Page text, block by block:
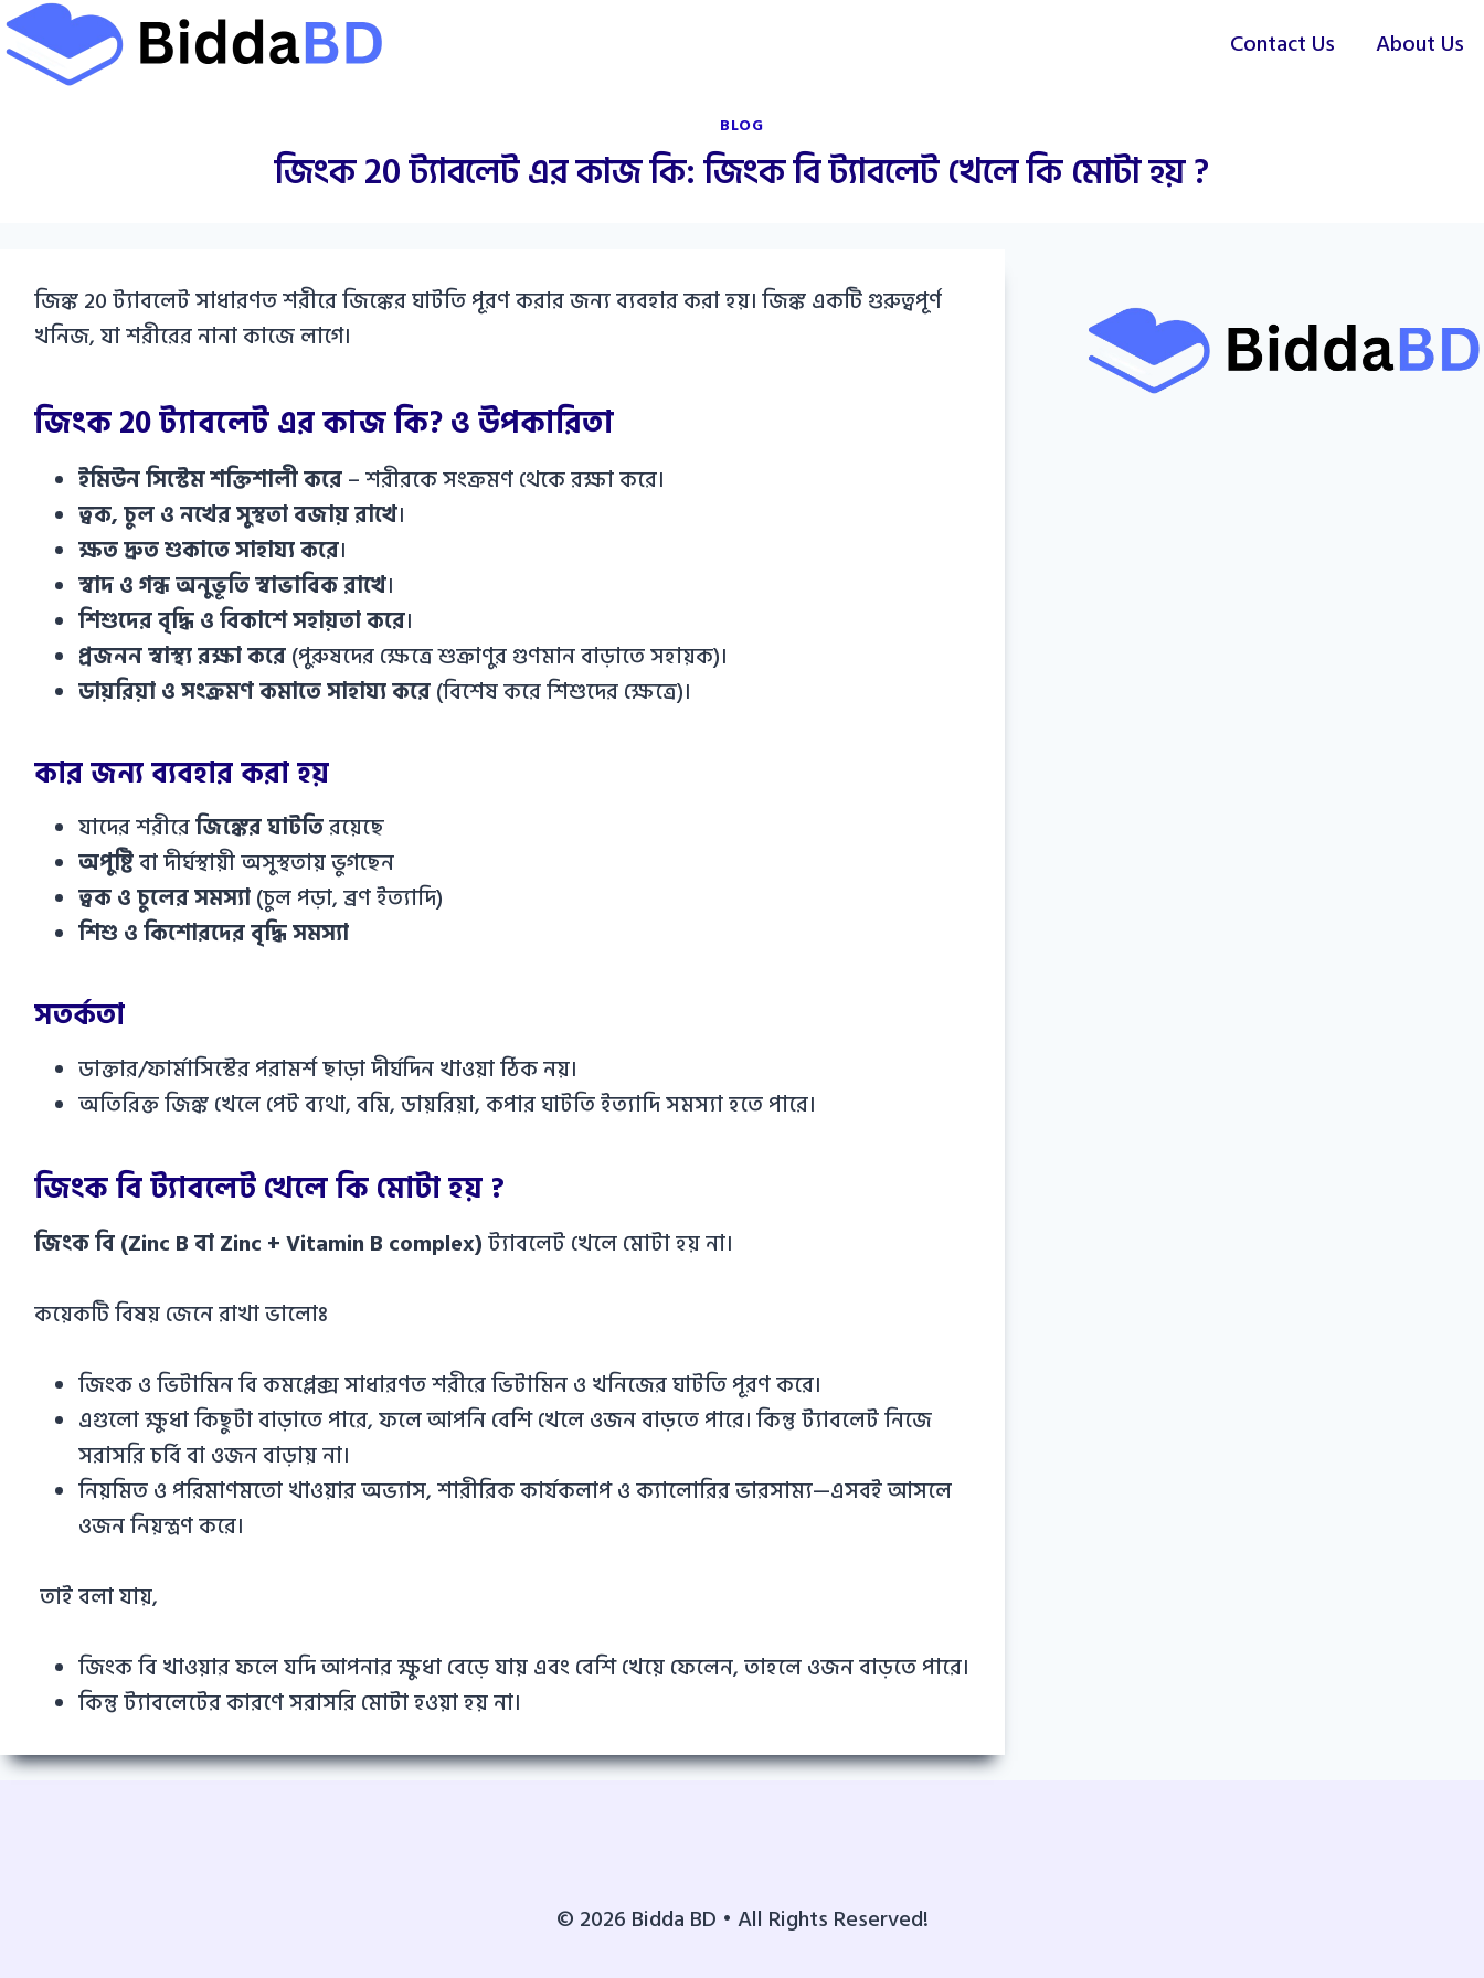
Skip
to
content
Contact Us About Us
BLOG
জিংক 20 ট্যাবলেট এর কাজ কি: জিংক বি ট্যাবলেট খেলে কি মোটা হয় ?
জিঙ্ক 20 ট্যাবলেট সাধারণত শরীরে জিঙ্কের ঘাটতি পূরণ করার জন্য ব্যবহার করা হয়। জিঙ্ক একটি গুরুত্বপূর্ণ
খনিজ, যা শরীরের নানা কাজে লাগে।
জিংক 20 ট্যাবলেট এর কাজ কি? ও উপকারিতা
ইমিউন সিস্টেম শক্তিশালী করে– শরীরকে সংক্রমণ থেকে রক্ষা করে।
ত্বক, চুল ও নখের সুস্থতা বজায় রাখে।
ক্ষত দ্রুত শুকাতে সাহায্য করে।
স্বাদ ও গন্ধ অনুভূতি স্বাভাবিক রাখে।
শিশুদের বৃদ্ধি ও বিকাশে সহায়তা করে।
প্রজনন স্বাস্থ্য রক্ষা করে(পুরুষদের ক্ষেত্রে শুক্রাণুর গুণমান বাড়াতে সহায়ক)।
ডায়রিয়া ও সংক্রমণ কমাতে সাহায্য করে(বিশেষ করে শিশুদের ক্ষেত্রে)।
কার জন্য ব্যবহার করা হয়
যাদের শরীরেজিঙ্কের ঘাটতিরয়েছে
অপুষ্টিবা দীর্ঘস্থায়ী অসুস্থতায় ভুগছেন
ত্বক ও চুলের সমস্যা(চুল পড়া, ব্রণ ইত্যাদি)
শিশু ও কিশোরদের বৃদ্ধি সমস্যা
সতর্কতা
ডাক্তার/ফার্মাসিস্টের পরামর্শ ছাড়া দীর্ঘদিন খাওয়া ঠিক নয়।
অতিরিক্ত জিঙ্ক খেলে পেট ব্যথা, বমি, ডায়রিয়া, কপার ঘাটতি ইত্যাদি সমস্যা হতে পারে।
জিংক বি ট্যাবলেট খেলে কি মোটা হয় ?
জিংক বি (Zinc B বা Zinc + Vitamin B complex)ট্যাবলেট খেলে মোটা হয় না।
কয়েকটি বিষয় জেনে রাখা ভালোঃ
জিংক ও ভিটামিন বি কমপ্লেক্স সাধারণত শরীরে ভিটামিন ও খনিজের ঘাটতি পূরণ করে।
এগুলো ক্ষুধা কিছুটা বাড়াতে পারে, ফলে আপনি বেশি খেলে ওজন বাড়তে পারে। কিন্তু ট্যাবলেট নিজে
সরাসরি চর্বি বা ওজন বাড়ায় না।
নিয়মিত ও পরিমাণমতো খাওয়ার অভ্যাস, শারীরিক কার্যকলাপ ও ক্যালোরির ভারসাম্য—এসবই আসলে
ওজন নিয়ন্ত্রণ করে।
তাই বলা যায়,
জিংক বি খাওয়ার ফলে যদি আপনার ক্ষুধা বেড়ে যায় এবং বেশি খেয়ে ফেলেন, তাহলে ওজন বাড়তে পারে।
কিন্তু ট্যাবলেটের কারণে সরাসরি মোটা হওয়া হয় না।
© 2026 Bidda BD • All Rights Reserved!